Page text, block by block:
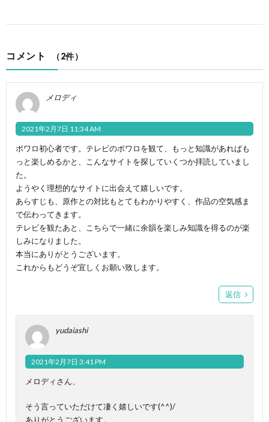
コメント （2件）
メロディ
2021年2月7日 11:34 AM
ポワロ初心者です。テレビのポワロを観て、もっと知識があればも
っと楽しめるかと、こんなサイトを探していくつか拝読していまし
た。
ようやく理想的なサイトに出会えて嬉しいです。
あらすじも、原作との対比もとてもわかりやすく、作品の空気感ま
で伝わってきます。
テレビを観たあと、こちらで一緒に余韻を楽しみ知識を得るのが楽
しみになりました。
本当にありがとうございます。
これからもどうぞ宜しくお願い致します。
返信
yudaiashi
2021年2月7日 3:41 PM
メロディさん、
そう言っていただけて凄く嬉しいです(^^)/
ありがとうございます。